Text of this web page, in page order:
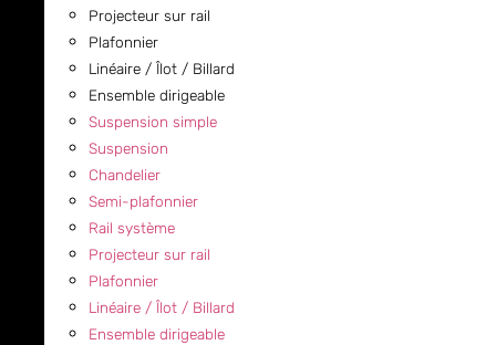
Projecteur sur rail
Plafonnier
Linéaire / Îlot / Billard
Ensemble dirigeable
Suspension simple
Suspension
Chandelier
Semi-plafonnier
Rail système
Projecteur sur rail
Plafonnier
Linéaire / Îlot / Billard
Ensemble dirigeable